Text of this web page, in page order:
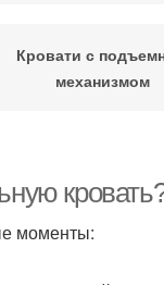
Кровати с
механизмом
моменты: